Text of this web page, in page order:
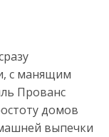
с манящим
Прованс
домов
выпечки